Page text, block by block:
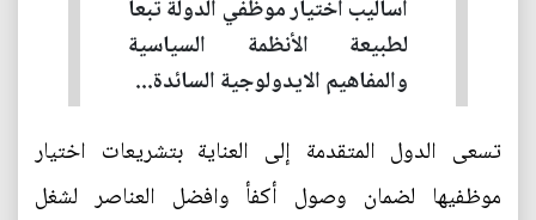
اساليب اختيار موظفي الدولة تبعاً
لطبيعة الأنظمة السياسية
والمفاهيم الايدولوجية السائدة...
تسعى الدول المتقدمة إلى العناية بتشريعات اختيار
موظفيها لضمان وصول أكفأ وافضل العناصر لشغل